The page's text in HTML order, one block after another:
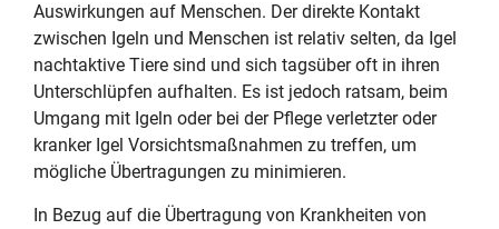
Auswirkungen auf Menschen. Der direkte Kontakt
zwischen Igeln und Menschen ist relativ selten, da Igel
nachtaktive Tiere sind und sich tagsüber oft in ihren
Unterschlüpfen aufhalten. Es ist jedoch ratsam, beim
Umgang mit Igeln oder bei der Pflege verletzter oder
kranker Igel Vorsichtsmaßnahmen zu treffen, um
mögliche Übertragungen zu minimieren.
In Bezug auf die Übertragung von Krankheiten von